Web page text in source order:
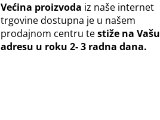
Većina proizvoda iz naše internet
trgovine dostupna je u našem
prodajnom centru testiže na Vašu
adresu u roku 2- 3 radna dana.